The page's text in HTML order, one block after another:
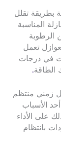
بطريقة تقلل
المناسبة
الرطوبة
تعمل
في درجات
الطاقة.
زمني منتظم
الأسباب
على الأداء
بانتظام